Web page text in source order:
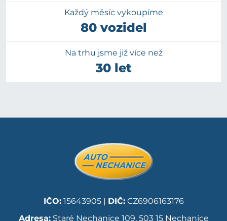
Každý měsíc vykoupíme
80 vozidel
Na trhu jsme již více než
30 let
IČO:15643905 | DIČ:CZ6906163176
Adresa:Staré Nechanice 109, 503 15 Nechanice